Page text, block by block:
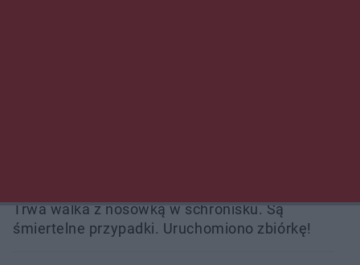
Trwa walka z nosówką w schronisku. Są
śmiertelne przypadki. Uruchomiono zbiórkę!